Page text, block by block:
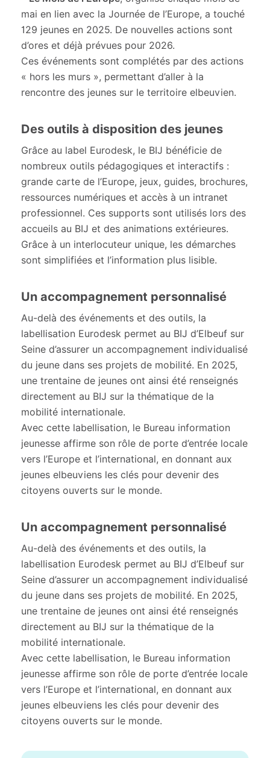
mai en lien avec la Journée de l’Europe, a touché
129 jeunes en 2025. De nouvelles actions sont
d’ores et déjà prévues pour 2026.
Ces événements sont complétés par des actions
« hors les murs », permettant d’aller à la
rencontre des jeunes sur le territoire elbeuvien.
Des outils à disposition des jeunes
Grâce au label Eurodesk, le BIJ bénéficie de
nombreux outils pédagogiques et interactifs :
grande carte de l’Europe, jeux, guides, brochures,
ressources numériques et accès à un intranet
professionnel. Ces supports sont utilisés lors des
accueils au BIJ et des animations extérieures.
Grâce à un interlocuteur unique, les démarches
sont simplifiées et l’information plus lisible.
Un accompagnement personnalisé
Au-delà des événements et des outils, la
labellisation Eurodesk permet au BIJ d’Elbeuf sur
Seine d’assurer un accompagnement individualisé
du jeune dans ses projets de mobilité. En 2025,
une trentaine de jeunes ont ainsi été renseignés
directement au BIJ sur la thématique de la
mobilité internationale.
Avec cette labellisation, le Bureau information
jeunesse affirme son rôle de porte d’entrée locale
vers l’Europe et l’international, en donnant aux
jeunes elbeuviens les clés pour devenir des
citoyens ouverts sur le monde.
Un accompagnement personnalisé
Au-delà des événements et des outils, la
labellisation Eurodesk permet au BIJ d’Elbeuf sur
Seine d’assurer un accompagnement individualisé
du jeune dans ses projets de mobilité. En 2025,
une trentaine de jeunes ont ainsi été renseignés
directement au BIJ sur la thématique de la
mobilité internationale.
Avec cette labellisation, le Bureau information
jeunesse affirme son rôle de porte d’entrée locale
vers l’Europe et l’international, en donnant aux
jeunes elbeuviens les clés pour devenir des
citoyens ouverts sur le monde.